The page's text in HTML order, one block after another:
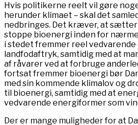
Hvis politikerne reelt vil gøre
herunder klimaet – skal det
nedbringes. Det kræver, at sætter
stoppe bioenergi inden for
i stedet fremmer reel vedvarende
landfodaftryk, samtidig med at
af råvarer ved at forbruge
fortsat fremmer bioenergi bør
med sin kommende klimalov og
til bioenergi, samtidig med at
vedvarende energiformer som
Der er mange muligheder for at